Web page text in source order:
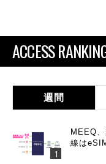
ACCESS
週間
MEEQ
線は